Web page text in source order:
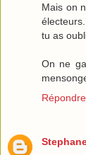
Mais on
tu as
On ne
Répondre